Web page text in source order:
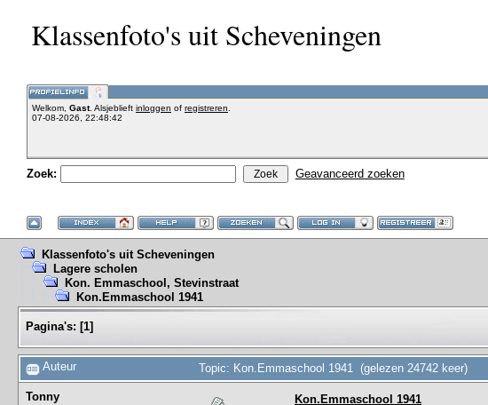
Klassenfoto's uit Scheveningen
Welkom, Gast. Alsjeblieft inloggen of registreren
07-08-2026, 22:48:42
Zoek: Geavanceerd zoeken
Klassenfoto's uit Scheveningen
Lagere scholen
Kon. Emmaschool, Stevinstraat
Kon.Emmaschool 1941
Pagina's: [1]
Auteur Topic: Kon.Emmaschool 1941 (gelezen 24742 keer)
Tonny Kon.Emmaschool 1941